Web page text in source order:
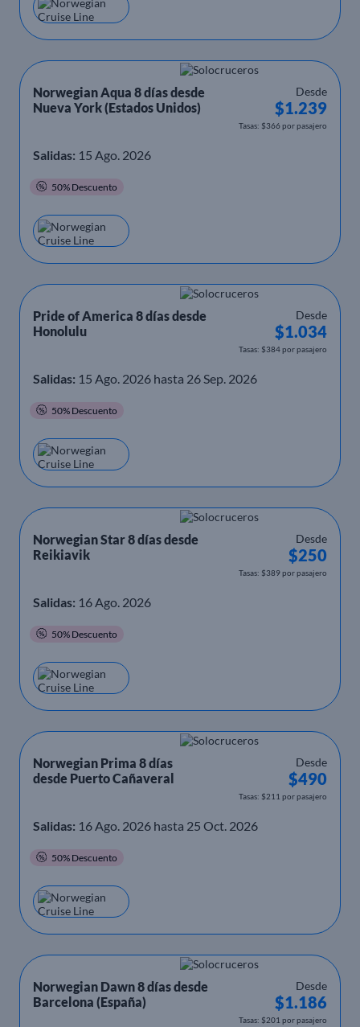
Norwegian Aqua 8 días desde
Nueva York (Estados Unidos)
Desde
$1.239
Tasas: $366 por pasajero
Salidas: 15 Ago. 2026
50% Descuento
Pride of America 8 días desde
Honolulu
Desde
$1.034
Tasas: $384 por pasajero
Salidas: 15 Ago. 2026 hasta 26 Sep. 2026
50% Descuento
Norwegian Star 8 días desde
Reikiavik
Desde
$250
Tasas: $389 por pasajero
Salidas: 16 Ago. 2026
50% Descuento
Norwegian Prima 8 días
desde Puerto Cañaveral
Desde
$490
Tasas: $211 por pasajero
Salidas: 16 Ago. 2026 hasta 25 Oct. 2026
50% Descuento
Norwegian Dawn 8 días desde
Barcelona (España)
Desde
$1.186
Tasas: $201 por pasajero